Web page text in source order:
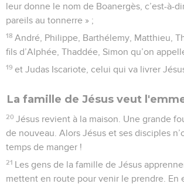
leur donne le nom de Boanergès, c’est-à-
pareils au tonnerre » ;
18 André, Philippe, Barthélemy, Matthieu,
fils d’Alphée, Thaddée, Simon qu’on
19 et Judas Iscariote, celui qui va livrer
La famille de Jésus veut
20 Jésus revient à la maison. Une grande
de nouveau. Alors Jésus et ses disciples
temps de manger !
21 Les gens de la famille de Jésus
mettent en route pour venir le prendre. En